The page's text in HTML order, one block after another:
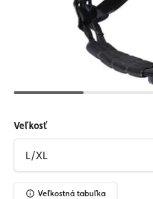
Veľkosť
Veľkostná tabuľka